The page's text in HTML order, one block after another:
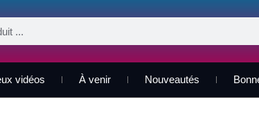
vidéos À venir Nouveautés